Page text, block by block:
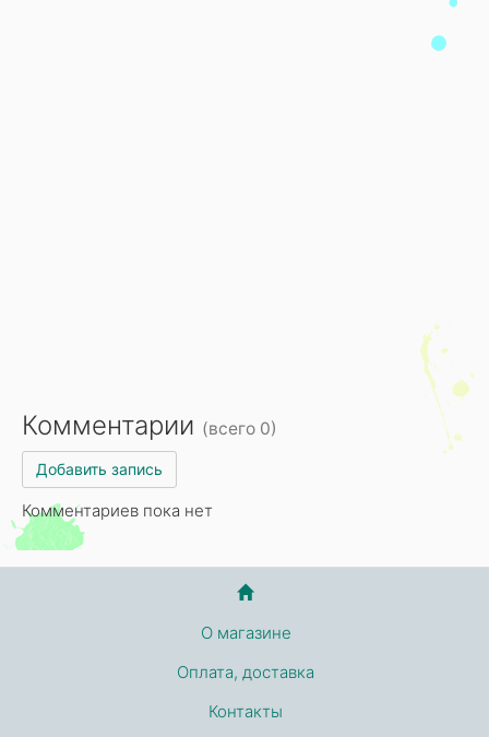
Комментарии (всего 0)
Добавить запись
Комментариев пока нет
О магазине
Оплата, доставка
Контакты